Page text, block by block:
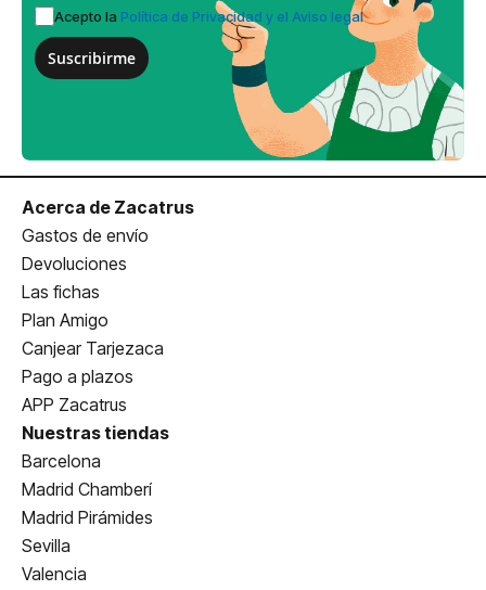
Acepto la Política de Privacidad y el Aviso legal
Suscribirme
Acerca de Zacatrus
Gastos de envío
Devoluciones
Las fichas
Plan Amigo
Canjear Tarjezaca
Pago a plazos
APP Zacatrus
Nuestras tiendas
Barcelona
Madrid Chamberí
Madrid Pirámides
Sevilla
Valencia